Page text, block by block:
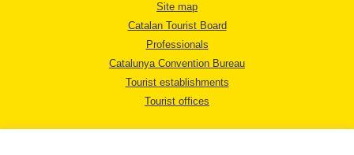
Site map
Catalan Tourist Board
Professionals
Catalunya Convention Bureau
Tourist establishments
Tourist offices